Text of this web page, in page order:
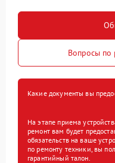
Вопросы по
Какие документы вы
На этапе приема
ремонт вам будет
обязательств на ваше
по ремонту техники, вы
гарантийный талон.